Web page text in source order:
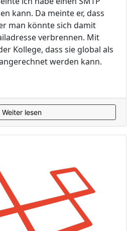
kann. Da meinte er, dass
man könnte sich damit
verbrennen. Mit
Kollege, dass sie global als
werden kann.
Weiter lesen